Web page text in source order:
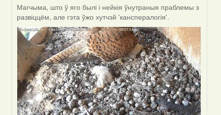
Магчыма, што ў яго былі і нейкія ўнутраныя праблемы з
развіццём, але гэта ўжо хутчэй 'канспералогія'.